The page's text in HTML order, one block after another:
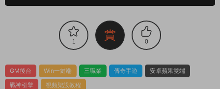
1 賞 0
GM後台 Win一鍵端 三職業 傳奇手遊
安卓蘋果雙端
戰神引擎
視頻架設教程